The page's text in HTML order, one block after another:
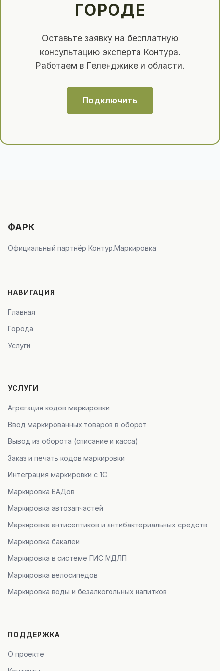
ГОРОДЕ
Оставьте заявку на бесплатную
консультацию эксперта Контура.
Работаем в Геленджике и области.
Подключить
ФАРК
Официальный партнёр Контур.Маркировка
НАВИГАЦИЯ
Главная
Города
Услуги
УСЛУГИ
Агрегация кодов маркировки
Ввод маркированных товаров в оборот
Вывод из оборота (списание и касса)
Заказ и печать кодов маркировки
Интеграция маркировки с 1С
Маркировка БАДов
Маркировка автозапчастей
Маркировка антисептиков и антибактериальных средств
Маркировка бакалеи
Маркировка в системе ГИС МДЛП
Маркировка велосипедов
Маркировка воды и безалкогольных напитков
ПОДДЕРЖКА
О проекте